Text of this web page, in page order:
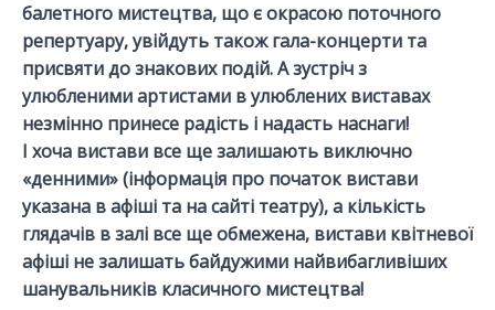
балетного мистецтва, що є окрасою поточного
репертуару, увійдуть також гала-концерти та
присвяти до знакових подій. А зустріч з
улюбленими артистами в улюблених виставах
незмінно принесе радість і надасть наснаги!
І хоча вистави все ще залишають виключно
«денними» (інформація про початок вистави
указана в афіші та на сайті театру), а кількість
глядачів в залі все ще обмежена, вистави квітневої
афіші не залишать байдужими найвибагливіших
шанувальників класичного мистецтва!